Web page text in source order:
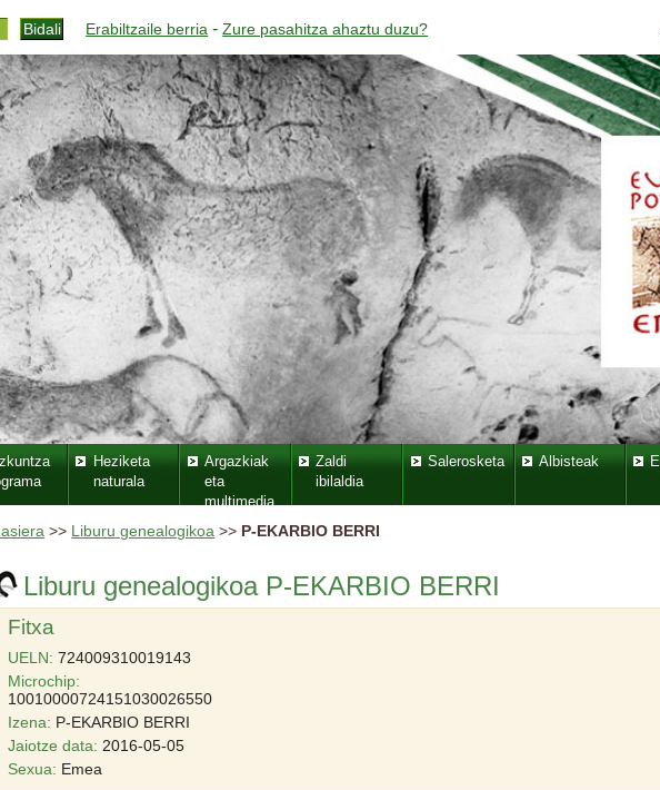
Erabiltzaile berria -Zure pasahitza ahaztu duzu?
Heziketa
naturala
Argazkiak
eta
multimedia
Zaldi
ibilaldia
Salerosketa Albisteak
>> Liburu genealogikoa >> P-EKARBIO BERRI
Liburu genealogikoa P-EKARBIO BERRI
Fitxa
UELN: 724009310019143
Microchip:
10010000724151030026550
Izena: P-EKARBIO BERRI
Jaiotze data: 2016-05-05
Sexua: Emea